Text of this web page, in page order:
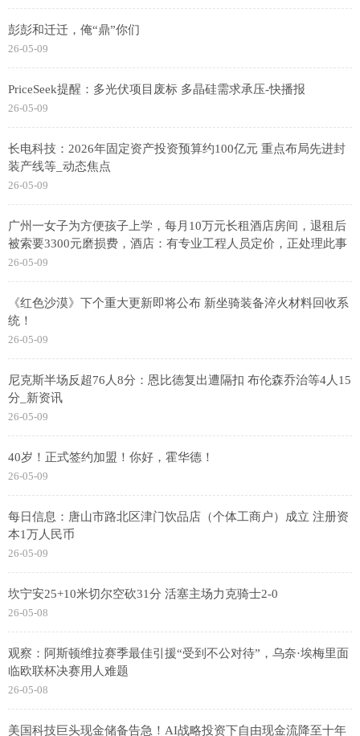
彭彭和迁迁，俺“鼎”你们
26-05-09
PriceSeek提醒：多光伏项目废标 多晶硅需求承压-快播报
26-05-09
长电科技：2026年固定资产投资预算约100亿元 重点布局先进封
装产线等_动态焦点
26-05-09
广州一女子为方便孩子上学，每月10万元长租酒店房间，退租后
被索要3300元磨损费，酒店：有专业工程人员定价，正处理此事
26-05-09
《红色沙漠》下个重大更新即将公布 新坐骑装备淬火材料回收系
统！
26-05-09
尼克斯半场反超76人8分：恩比德复出遭隔扣 布伦森乔治等4人15
分_新资讯
26-05-09
40岁！正式签约加盟！你好，霍华德！
26-05-09
每日信息：唐山市路北区津门饮品店（个体工商户）成立 注册资
本1万人民币
26-05-09
坎宁安25+10米切尔空砍31分 活塞主场力克骑士2-0
26-05-08
观察：阿斯顿维拉赛季最佳引援“受到不公对待”，乌奈·埃梅里面
临欧联杯决赛用人难题
26-05-08
美国科技巨头现金储备告急！AI战略投资下自由现金流降至十年